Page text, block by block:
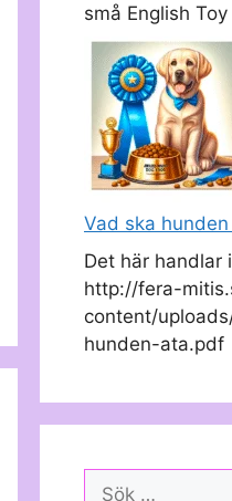
små English Toy
Vad ska
Det här handlar
http://fera-
content/
hunden-ata.pdf